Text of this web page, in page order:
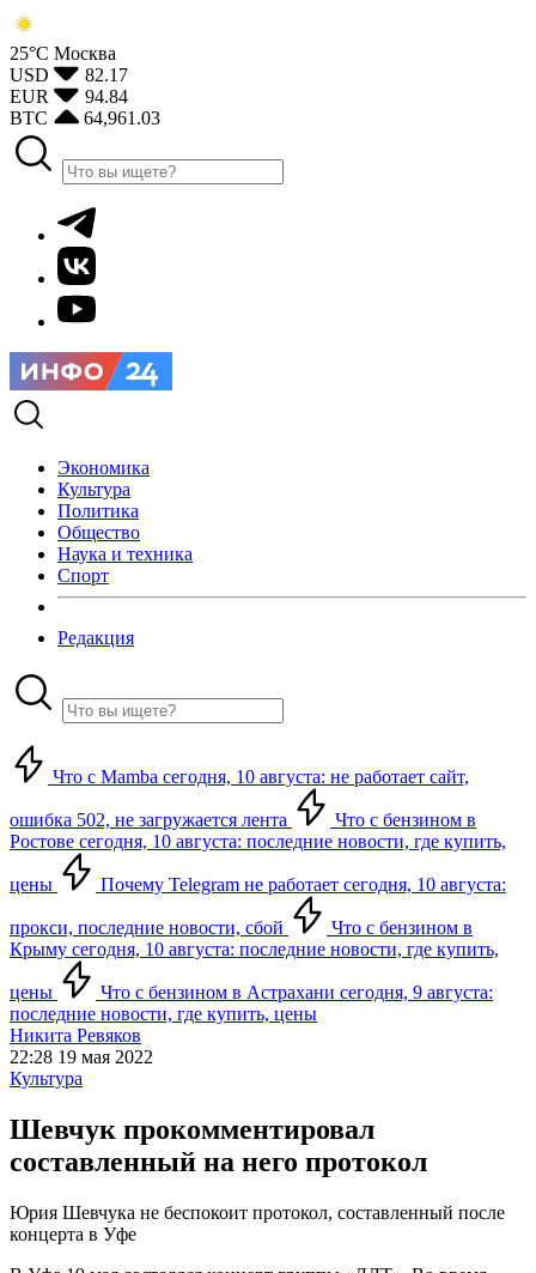
25°С Москва
USD
82.17
EUR
94.84
BTC
64,961.03
Экономика
Культура
Политика
Общество
Наука и техника
Спорт
Редакция
Что с Mamba сегодня, 10 августа: не работает сайт,
ошибка 502, не загружается лента
Что с бензином в
Ростове сегодня, 10 августа: последние новости, где купить,
цены Почему Telegram не работает сегодня, 10 августа:
прокси, последние новости, сбой
Что с бензином в
Крыму сегодня, 10 августа: последние новости, где купить,
цены
Что с бензином в Астрахани сегодня, 9 августа:
последние новости, где купить, цены
Никита Ревяков
22:28 19 мая 2022
Культура
Шевчук прокомментировал
составленный на него протокол
Юрия Шевчука не беспокоит протокол, составленный после
концерта в Уфе